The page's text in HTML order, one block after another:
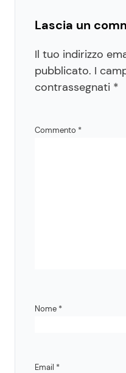
Lascia un
Il tuo indirizzo
pubblicato. I
contrassegnati *
Commento *
Nome *
Email *